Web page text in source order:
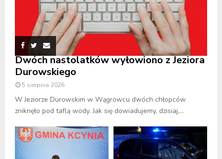
Dwóch nastolatków wyłowiono z Jeziora
Durowskiego
5 sierpnia 2026
W Jeziorze Durowskim w Wągrowcu dwóch chłopców
zniknęło pod taflą wody. Jak się dowiadujemy, dzisiaj,...